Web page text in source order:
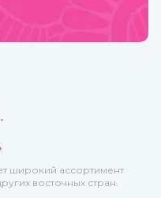
широкий ассортимент
восточных стран.